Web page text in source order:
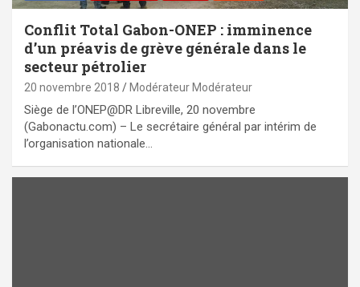
Conflit Total Gabon-ONEP : imminence
d’un préavis de grève générale dans le
secteur pétrolier
20 novembre 2018 Modérateur Modérateur
Siège de l’ONEP@DR Libreville, 20 novembre
(Gabonactu.com) – Le secrétaire général par intérim de
l’organisation nationale…